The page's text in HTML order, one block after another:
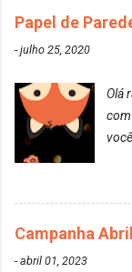
da
Papel de
-julho 25, 2020
Olá
Campanha
-abril 01, 2023